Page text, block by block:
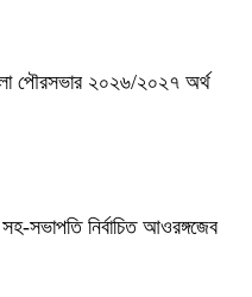
পৌরসভার ২০২৬/২০২৭ অর্থ
সভাপতি নির্বাচিত আওরঙ্গজেব